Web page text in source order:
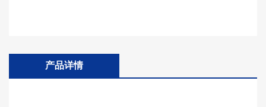
产品详情